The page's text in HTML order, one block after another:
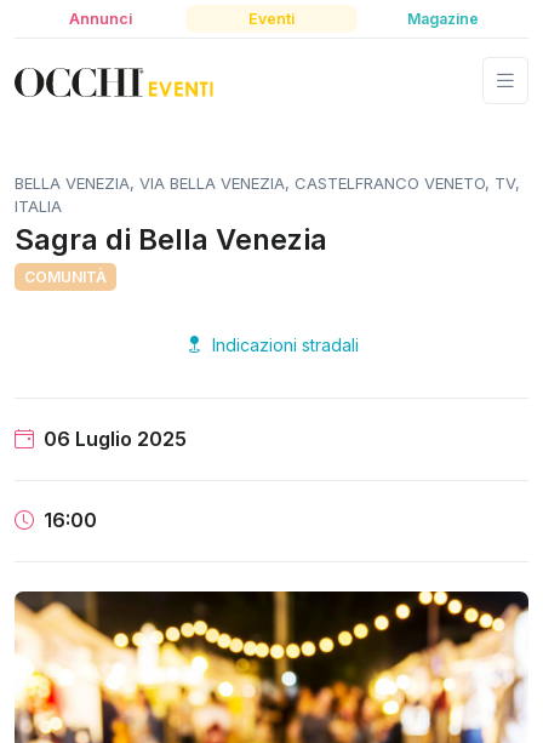
Annunci Eventi Magazine
BELLA VENEZIA, VIA BELLA VENEZIA, CASTELFRANCO VENETO, TV,
ITALIA
Sagra di Bella Venezia
COMUNITÀ
Indicazioni stradali
06 Luglio 2025
16:00